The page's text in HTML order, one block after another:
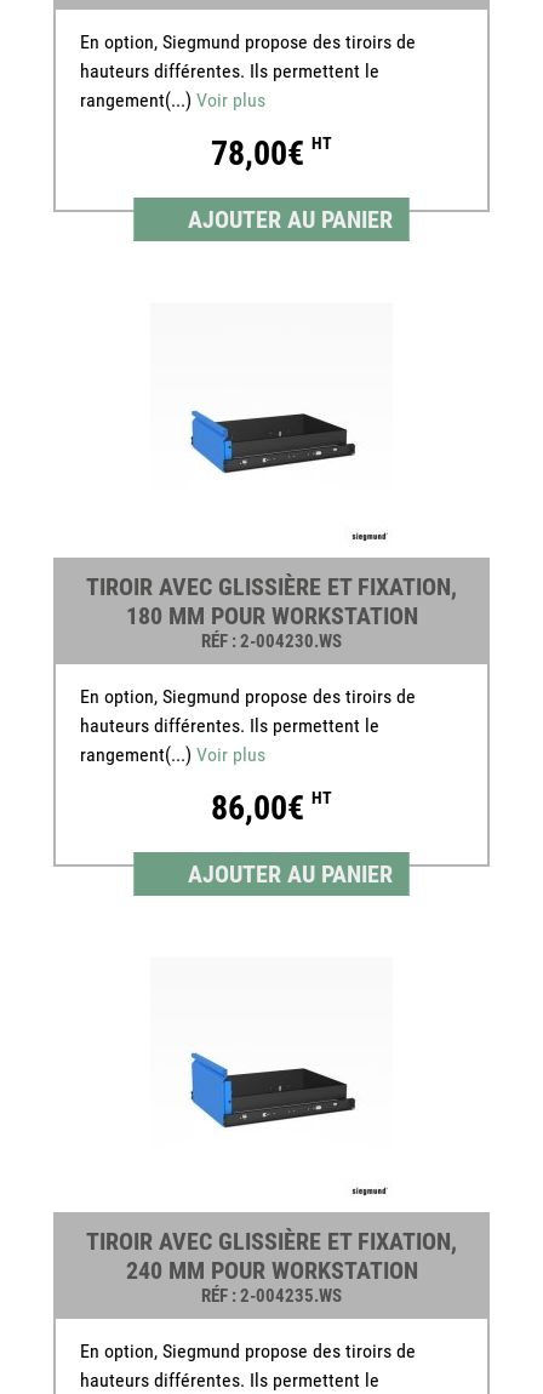
En option, Siegmund propose des tiroirs de
hauteurs différentes. Ils permettent le
rangement(...) Voir plus
78,00€ HT
AJOUTER AU PANIER
TIROIR AVEC GLISSIÈRE ET FIXATION,
180 MM POUR WORKSTATION
RÉF : 2-004230.WS
En option, Siegmund propose des tiroirs de
hauteurs différentes. Ils permettent le
rangement(...) Voir plus
86,00€ HT
AJOUTER AU PANIER
TIROIR AVEC GLISSIÈRE ET FIXATION,
240 MM POUR WORKSTATION
RÉF : 2-004235.WS
En option, Siegmund propose des tiroirs de
hauteurs différentes. Ils permettent le